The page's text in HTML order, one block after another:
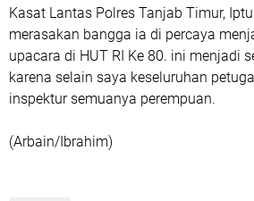
Kasat Lantas Polres Tanjab Timur,
merasakan bangga ia di percaya
upacara di HUT RI Ke 80. ini menjadi
karena selain saya keseluruhan
inspektur semuanya perempuan.
(Arbain/Ibrahim)